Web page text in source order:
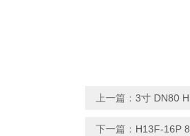
上一篇： 3寸 DN80
下一篇： H13F-16P